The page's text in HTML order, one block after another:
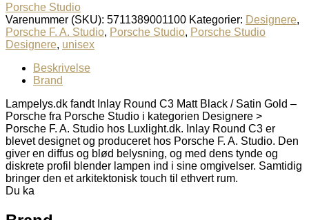
Porsche Studio
Varenummer (SKU): 5711389001100 Kategorier: Designere,
Porsche F. A. Studio, Porsche Studio, Porsche Studio
Designere, unisex
Beskrivelse
Brand
Lampelys.dk fandt Inlay Round C3 Matt Black / Satin Gold –
Porsche fra Porsche Studio i kategorien Designere >
Porsche F. A. Studio hos Luxlight.dk. Inlay Round C3 er
blevet designet og produceret hos Porsche F. A. Studio. Den
giver en diffus og blød belysning, og med dens tynde og
diskrete profil blender lampen ind i sine omgivelser. Samtidig
bringer den et arkitektonisk touch til ethvert rum.
Du ka